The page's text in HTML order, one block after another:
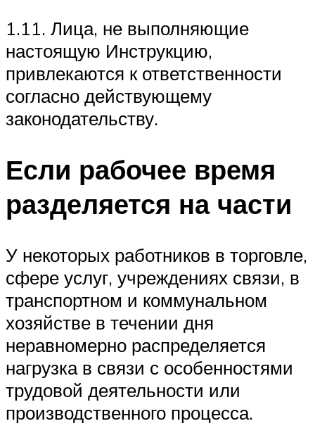
1.11. Лица, не выполняющие
настоящую Инструкцию,
привлекаются к ответственности
согласно действующему
законодательству.
Если рабочее время
разделяется на части
У некоторых работников в торговле,
сфере услуг, учреждениях связи, в
транспортном и коммунальном
хозяйстве в течении дня
неравномерно распределяется
нагрузка в связи с особенностями
трудовой деятельности или
производственного процесса.